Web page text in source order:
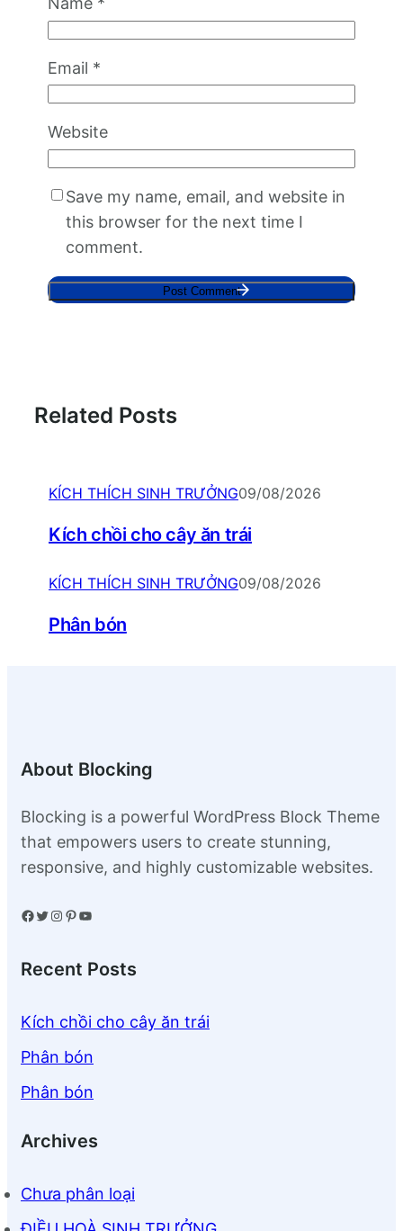
Email *
Website
Save my name, email, and website in
this browser for the next time I
comment.
Related Posts
KÍCH THÍCH SINH TRƯỞNG09/08/2026
Kích chồi cho cây ăn trái
KÍCH THÍCH SINH TRƯỞNG09/08/2026
Phân bón
About Blocking
Blocking is a powerful WordPress Block Theme
that empowers users to create stunning,
responsive, and highly customizable websites.
Facebook Twitter Instagram Pinterest YouTube
Recent Posts
Kích chồi cho cây ăn trái
Phân bón
Phân bón
Archives
Chưa phân loại